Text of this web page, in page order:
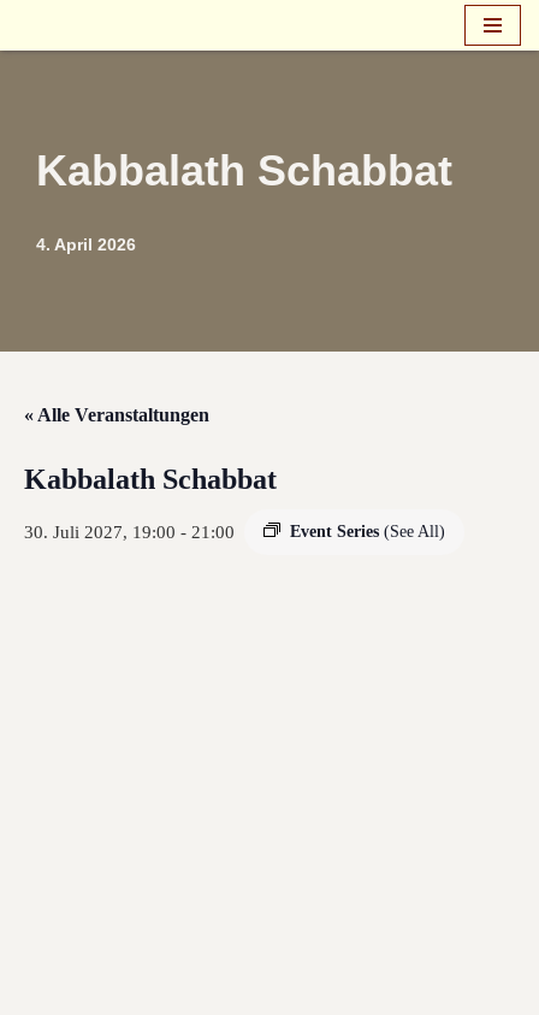
Kabbalath Schabbat
4. April 2026
« Alle Veranstaltungen
Kabbalath Schabbat
30. Juli 2027, 19:00 - 21:00 Event Series (See All)